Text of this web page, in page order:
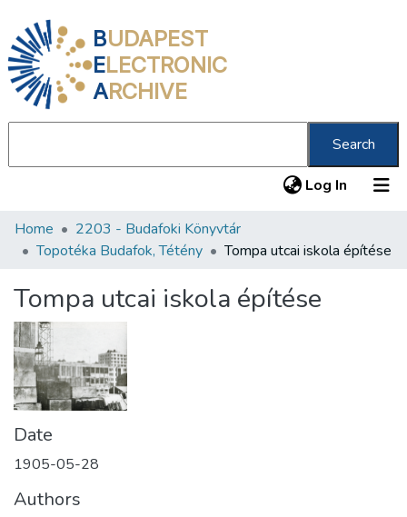
BUDAPEST
ELECTRONIC
ARCHIVE
Search
Log In (current)
Communities & Collections
Statistics
About us
Home
2203 - Budafoki Könyvtár
Topotéka Budafok, Tétény
Tompa utcai iskola építése
Tompa utcai iskola építése
Date
1905-05-28
Authors